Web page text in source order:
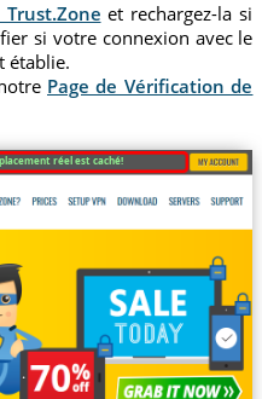
et rechargez-la si
si votre connexion avec le
établie.
Page de Vérification de
réel est caché!